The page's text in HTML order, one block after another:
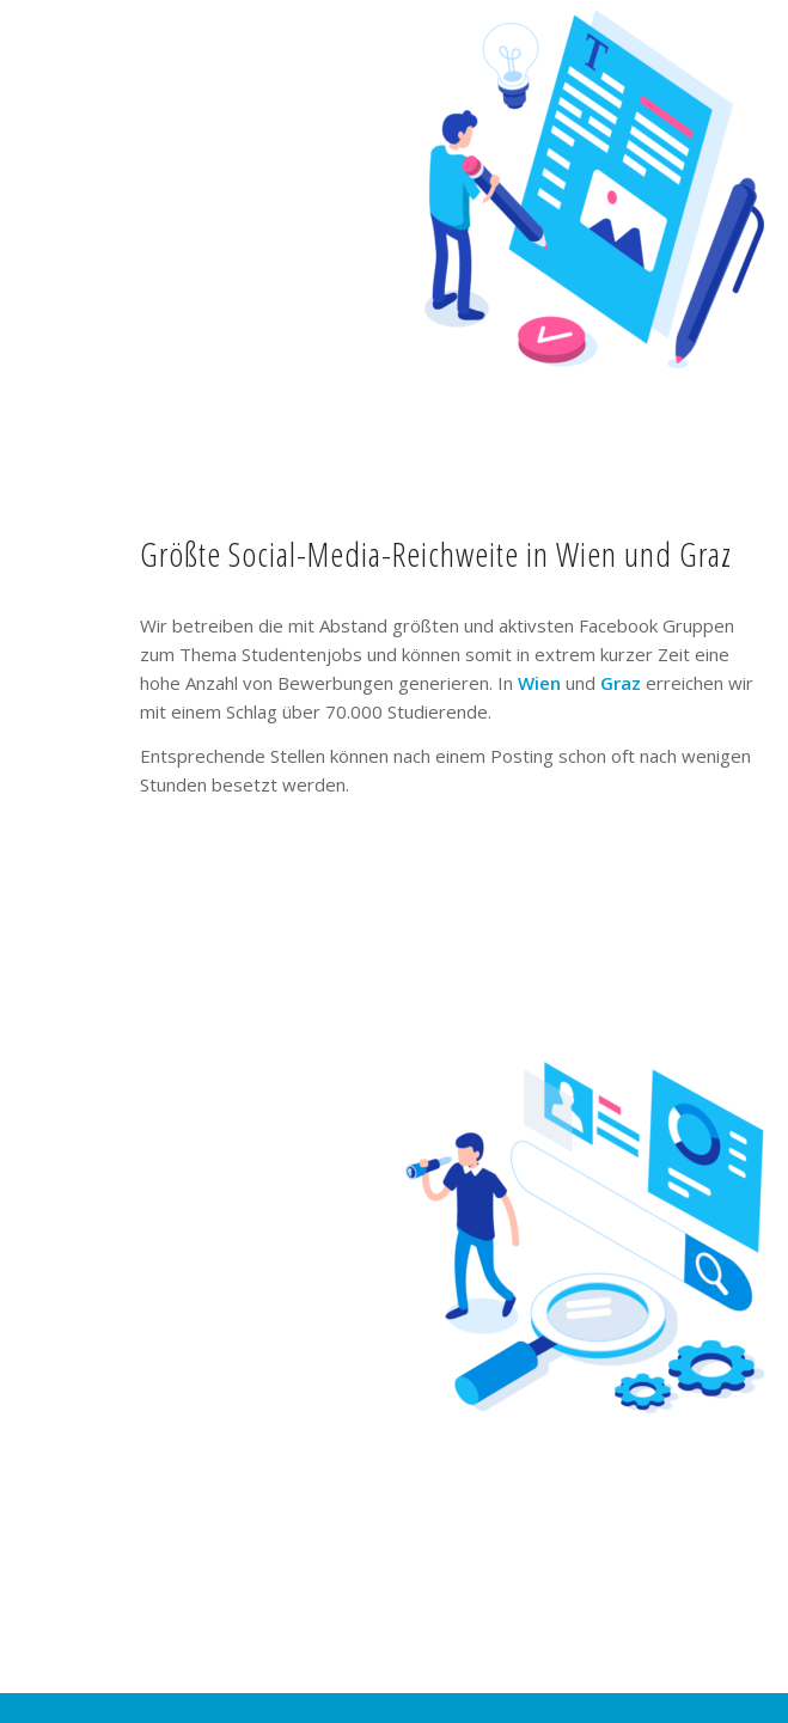
Größte Social-Media-Reichweite in Wien und Graz
Wir betreiben die mit Abstand größten und aktivsten Facebook Gruppen
zum Thema Studentenjobs und können somit in extrem kurzer Zeit eine
hohe Anzahl von Bewerbungen generieren. InWien und Graz erreichen wir
mit einem Schlag über 70.000 Studierende.
Entsprechende Stellen können nach einem Posting schon oft nach wenigen
Stunden besetzt werden.